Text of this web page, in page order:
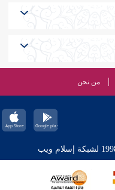
من نحن